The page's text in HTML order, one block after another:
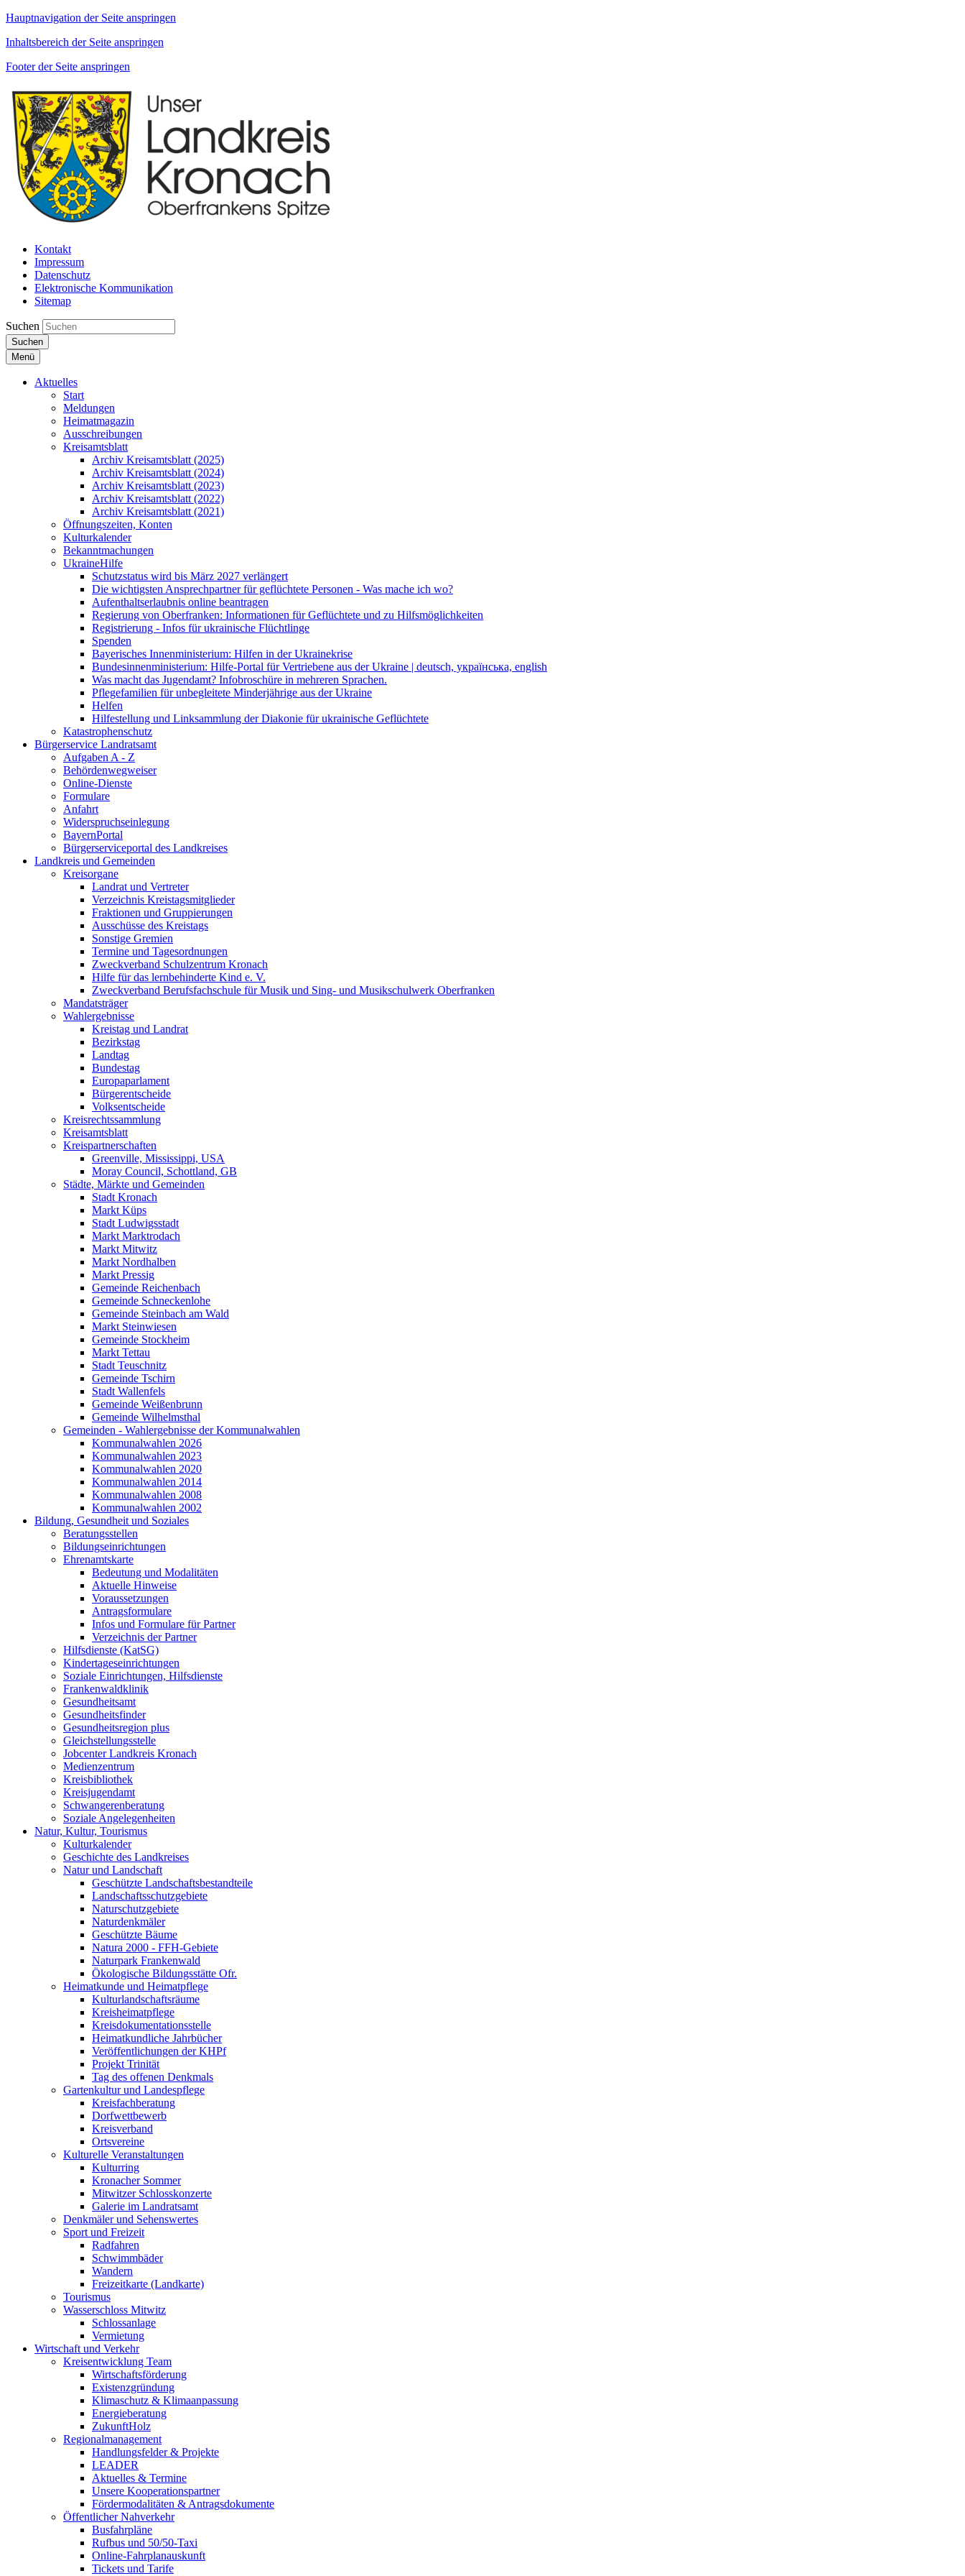
Hauptnavigation der Seite anspringen
Inhaltsbereich der Seite anspringen
Footer der Seite anspringen
Kontakt
Impressum
Datenschutz
Elektronische Kommunikation
Sitemap
Suchen
Suchen
Menü
Aktuelles
Start
Meldungen
Heimatmagazin
Ausschreibungen
Kreisamtsblatt
Archiv Kreisamtsblatt (2025)
Archiv Kreisamtsblatt (2024)
Archiv Kreisamtsblatt (2023)
Archiv Kreisamtsblatt (2022)
Archiv Kreisamtsblatt (2021)
Öffnungszeiten, Konten
Kulturkalender
Bekanntmachungen
UkraineHilfe
Schutzstatus wird bis März 2027 verlängert
Die wichtigsten Ansprechpartner für geflüchtete Personen - Was mache ich wo?
Aufenthaltserlaubnis online beantragen
Regierung von Oberfranken: Informationen für Geflüchtete und zu Hilfsmöglichkeiten
Registrierung - Infos für ukrainische Flüchtlinge
Spenden
Bayerisches Innenministerium: Hilfen in der Ukrainekrise
Bundesinnenministerium: Hilfe-Portal für Vertriebene aus der Ukraine | deutsch, українська, english
Was macht das Jugendamt? Infobroschüre in mehreren Sprachen.
Pflegefamilien für unbegleitete Minderjährige aus der Ukraine
Helfen
Hilfestellung und Linksammlung der Diakonie für ukrainische Geflüchtete
Katastrophenschutz
Bürgerservice Landratsamt
Aufgaben A - Z
Behördenwegweiser
Online-Dienste
Formulare
Anfahrt
Widerspruchseinlegung
BayernPortal
Bürgerserviceportal des Landkreises
Landkreis und Gemeinden
Kreisorgane
Landrat und Vertreter
Verzeichnis Kreistagsmitglieder
Fraktionen und Gruppierungen
Ausschüsse des Kreistags
Sonstige Gremien
Termine und Tagesordnungen
Zweckverband Schulzentrum Kronach
Hilfe für das lernbehinderte Kind e. V.
Zweckverband Berufsfachschule für Musik und Sing- und Musikschulwerk Oberfranken
Mandatsträger
Wahlergebnisse
Kreistag und Landrat
Bezirkstag
Landtag
Bundestag
Europaparlament
Bürgerentscheide
Volksentscheide
Kreisrechtssammlung
Kreisamtsblatt
Kreispartnerschaften
Greenville, Mississippi, USA
Moray Council, Schottland, GB
Städte, Märkte und Gemeinden
Stadt Kronach
Markt Küps
Stadt Ludwigsstadt
Markt Marktrodach
Markt Mitwitz
Markt Nordhalben
Markt Pressig
Gemeinde Reichenbach
Gemeinde Schneckenlohe
Gemeinde Steinbach am Wald
Markt Steinwiesen
Gemeinde Stockheim
Markt Tettau
Stadt Teuschnitz
Gemeinde Tschirn
Stadt Wallenfels
Gemeinde Weißenbrunn
Gemeinde Wilhelmsthal
Gemeinden - Wahlergebnisse der Kommunalwahlen
Kommunalwahlen 2026
Kommunalwahlen 2023
Kommunalwahlen 2020
Kommunalwahlen 2014
Kommunalwahlen 2008
Kommunalwahlen 2002
Bildung, Gesundheit und Soziales
Beratungsstellen
Bildungseinrichtungen
Ehrenamtskarte
Bedeutung und Modalitäten
Aktuelle Hinweise
Voraussetzungen
Antragsformulare
Infos und Formulare für Partner
Verzeichnis der Partner
Hilfsdienste (KatSG)
Kindertageseinrichtungen
Soziale Einrichtungen, Hilfsdienste
Frankenwaldklinik
Gesundheitsamt
Gesundheitsfinder
Gesundheitsregion plus
Gleichstellungsstelle
Jobcenter Landkreis Kronach
Medienzentrum
Kreisbibliothek
Kreisjugendamt
Schwangerenberatung
Soziale Angelegenheiten
Natur, Kultur, Tourismus
Kulturkalender
Geschichte des Landkreises
Natur und Landschaft
Geschützte Landschaftsbestandteile
Landschaftsschutzgebiete
Naturschutzgebiete
Naturdenkmäler
Geschützte Bäume
Natura 2000 - FFH-Gebiete
Naturpark Frankenwald
Ökologische Bildungsstätte Ofr.
Heimatkunde und Heimatpflege
Kulturlandschaftsräume
Kreisheimatpflege
Kreisdokumentationsstelle
Heimatkundliche Jahrbücher
Veröffentlichungen der KHPf
Projekt Trinität
Tag des offenen Denkmals
Gartenkultur und Landespflege
Kreisfachberatung
Dorfwettbewerb
Kreisverband
Ortsvereine
Kulturelle Veranstaltungen
Kulturring
Kronacher Sommer
Mitwitzer Schlosskonzerte
Galerie im Landratsamt
Denkmäler und Sehenswertes
Sport und Freizeit
Radfahren
Schwimmbäder
Wandern
Freizeitkarte (Landkarte)
Tourismus
Wasserschloss Mitwitz
Schlossanlage
Vermietung
Wirtschaft und Verkehr
Kreisentwicklung Team
Wirtschaftsförderung
Existenzgründung
Klimaschutz & Klimaanpassung
Energieberatung
ZukunftHolz
Regionalmanagement
Handlungsfelder & Projekte
LEADER
Aktuelles & Termine
Unsere Kooperationspartner
Fördermodalitäten & Antragsdokumente
Öffentlicher Nahverkehr
Busfahrpläne
Rufbus und 50/50-Taxi
Online-Fahrplanauskunft
Tickets und Tarife